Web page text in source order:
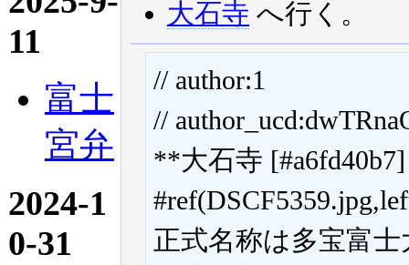
11
富士
宮弁
2024-1
0-31
大石寺 へ行く。
// author:1
//
**大石寺 [#a6fd40b7]
正式名称は多宝富